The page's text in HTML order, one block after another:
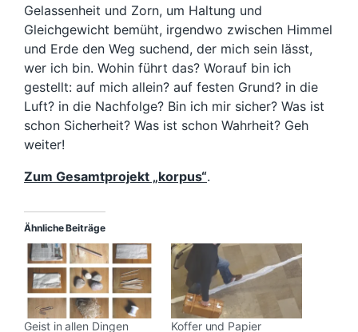
Gelassenheit und Zorn, um Haltung und
Gleichgewicht bemüht, irgendwo zwischen Himmel
und Erde den Weg suchend, der mich sein lässt,
wer ich bin. Wohin führt das? Worauf bin ich
gestellt: auf mich allein? auf festen Grund? in die
Luft? in die Nachfolge? Bin ich mir sicher? Was ist
schon Sicherheit? Was ist schon Wahrheit? Geh
weiter!
Zum Gesamtprojekt „korpus“.
Ähnliche Beiträge
Geist in allen Dingen Koffer und Papier